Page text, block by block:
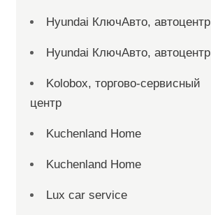
Hyundai КлючАвто, автоцентр
Hyundai КлючАвто, автоцентр
Kolobox, торгово-сервисный
центр
Kuchenland Home
Kuchenland Home
Lux car service